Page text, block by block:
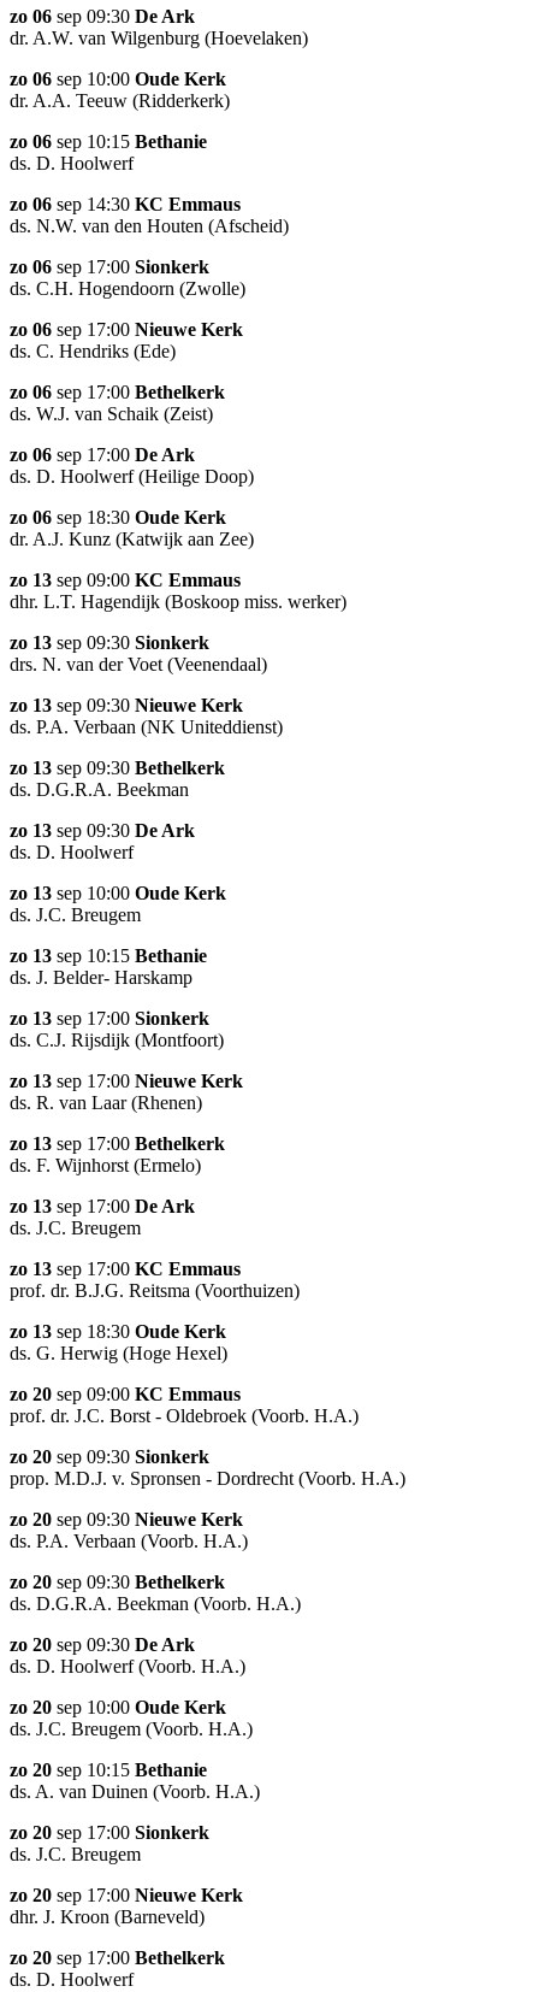
zo 06 sep 09:30 De Ark
dr. A.W. van Wilgenburg (Hoevelaken)
zo 06 sep 10:00 Oude Kerk
dr. A.A. Teeuw (Ridderkerk)
zo 06 sep 10:15 Bethanie
ds. D. Hoolwerf
zo 06 sep 14:30 KC Emmaus
ds. N.W. van den Houten (Afscheid)
zo 06 sep 17:00 Sionkerk
ds. C.H. Hogendoorn (Zwolle)
zo 06 sep 17:00 Nieuwe Kerk
ds. C. Hendriks (Ede)
zo 06 sep 17:00 Bethelkerk
ds. W.J. van Schaik (Zeist)
zo 06 sep 17:00 De Ark
ds. D. Hoolwerf (Heilige Doop)
zo 06 sep 18:30 Oude Kerk
dr. A.J. Kunz (Katwijk aan Zee)
zo 13 sep 09:00 KC Emmaus
dhr. L.T. Hagendijk (Boskoop miss. werker)
zo 13 sep 09:30 Sionkerk
drs. N. van der Voet (Veenendaal)
zo 13 sep 09:30 Nieuwe Kerk
ds. P.A. Verbaan (NK Uniteddienst)
zo 13 sep 09:30 Bethelkerk
ds. D.G.R.A. Beekman
zo 13 sep 09:30 De Ark
ds. D. Hoolwerf
zo 13 sep 10:00 Oude Kerk
ds. J.C. Breugem
zo 13 sep 10:15 Bethanie
ds. J. Belder- Harskamp
zo 13 sep 17:00 Sionkerk
ds. C.J. Rijsdijk (Montfoort)
zo 13 sep 17:00 Nieuwe Kerk
ds. R. van Laar (Rhenen)
zo 13 sep 17:00 Bethelkerk
ds. F. Wijnhorst (Ermelo)
zo 13 sep 17:00 De Ark
ds. J.C. Breugem
zo 13 sep 17:00 KC Emmaus
prof. dr. B.J.G. Reitsma (Voorthuizen)
zo 13 sep 18:30 Oude Kerk
ds. G. Herwig (Hoge Hexel)
zo 20 sep 09:00 KC Emmaus
prof. dr. J.C. Borst - Oldebroek (Voorb. H.A.)
zo 20 sep 09:30 Sionkerk
prop. M.D.J. v. Spronsen - Dordrecht (Voorb. H.A.)
zo 20 sep 09:30 Nieuwe Kerk
ds. P.A. Verbaan (Voorb. H.A.)
zo 20 sep 09:30 Bethelkerk
ds. D.G.R.A. Beekman (Voorb. H.A.)
zo 20 sep 09:30 De Ark
ds. D. Hoolwerf (Voorb. H.A.)
zo 20 sep 10:00 Oude Kerk
ds. J.C. Breugem (Voorb. H.A.)
zo 20 sep 10:15 Bethanie
ds. A. van Duinen (Voorb. H.A.)
zo 20 sep 17:00 Sionkerk
ds. J.C. Breugem
zo 20 sep 17:00 Nieuwe Kerk
dhr. J. Kroon (Barneveld)
zo 20 sep 17:00 Bethelkerk
ds. D. Hoolwerf